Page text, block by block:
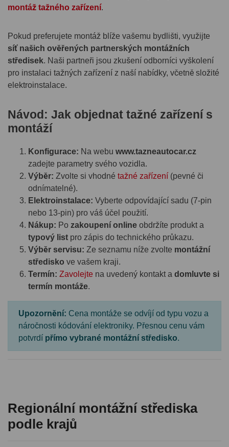
montáž tažného zařízení.
Pokud preferujete montáž blíže vašemu bydlišti, využijte
síť našich ověřených partnerských montážních
středisek. Naši partneři jsou zkušení odborníci vyškolení
pro instalaci tažných zařízení z naší nabídky, včetně složité
elektroinstalace.
Návod: Jak objednat tažné zařízení s
montáží
Konfigurace: Na webu www.tazneautocar.cz
zadejte parametry svého vozidla.
Výběr: Zvolte si vhodné tažné zařízení (pevné či
odnímatelné).
Elektroinstalace: Vyberte odpovídající sadu (7-pin
nebo 13-pin) pro váš účel použití.
Nákup: Po zakoupení online obdržíte produkt a
typový list pro zápis do technického průkazu.
Výběr servisu: Ze seznamu níže zvolte montážní
středisko ve vašem kraji.
Termín: Zavolejte na uvedený kontakt a domluvte si
termín montáže.
Upozornění: Cena montáže se odvíjí od typu vozu a
náročnosti kódování elektroniky. Přesnou cenu vám
potvrdí přímo vybrané montážní středisko.
Regionální montážní střediska
podle krajů